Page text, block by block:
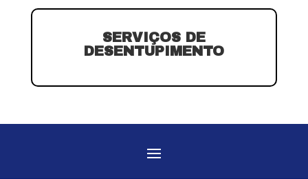
SERVIÇOS DE
DESENTUPIMENTO